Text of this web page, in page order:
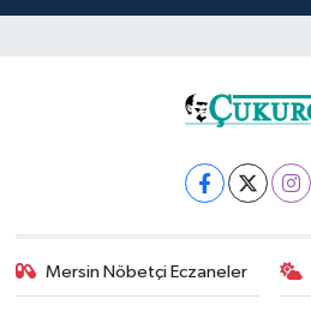
Mersin Nöbetçi Eczaneler